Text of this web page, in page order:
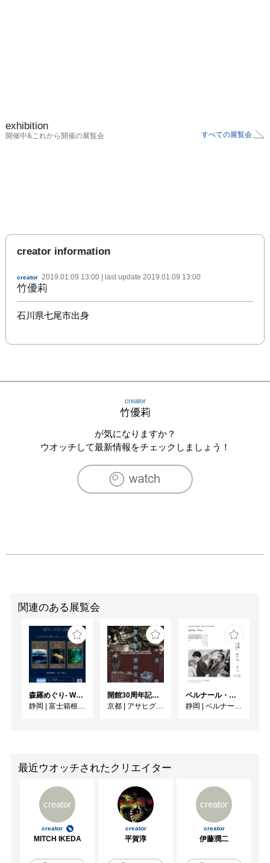
exhibition
開催中&これから開催の展覧会 すべての展覧会
creator information
creator 2019.01.09 13:00 | last update 2019.01.09 13:00
竹優莉
石川県七尾市出身
creator
竹優莉
が気になりますか？
ウオッチして最新情報をチェックしましょう！
関連のある展覧会
森羅めぐり- Wandering in Shinra -
静岡 | 富士箱根カントリークラブ
開館30周年記念 山本爲三郎・河井寬次郎没後60年記念 「共鳴 河井寬次郎 × 濱田庄司 ー山本爲三郎コレクションより」
京都 | アサヒグループ大山崎山荘美術館
ベルナール・ビュフェと写真 ーカメラがとらえたビュフェとその時代、そして21 世紀へ
静岡 | ベルナール・ビュフェ美術館
最近ウオッチされたクリエイター
creator
creator
MITCH IKEDA
creator
平賀淳
creator
creator
伊藤潤二